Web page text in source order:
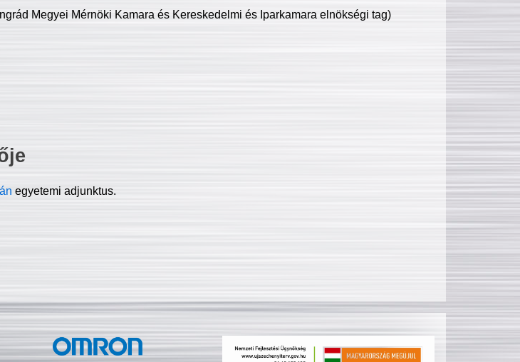
Megyei Mérnöki Kamara és Kereskedelmi és Iparkamara elnökségi tag)
egyetemi adjunktus.